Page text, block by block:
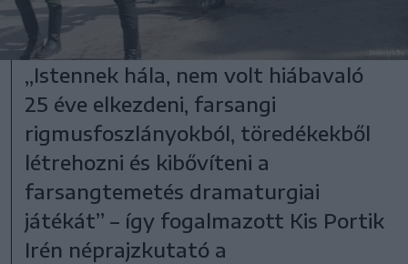
„Istennek hála, nem volt hiábavaló
25 éve elkezdeni, farsangi
rigmusfoszlányokból, töredékekből
létrehozni és kibővíteni a
farsangtemetés dramaturgiai
játékát” – így fogalmazott Kis Portik
Irén néprajzkutató a